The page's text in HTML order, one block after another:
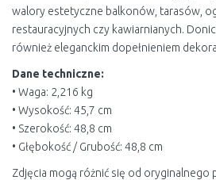
walory estetyczne balkonów, tarasów,
restauracyjnych czy kawiarnianych.
również eleganckim dopełnieniem
Dane techniczne:
• Waga: 2,216 kg
• Wysokość: 45,7 cm
• Szerokość: 48,8 cm
• Głębokość / Grubość: 48,8 cm
Zdjęcia mogą różnić się od